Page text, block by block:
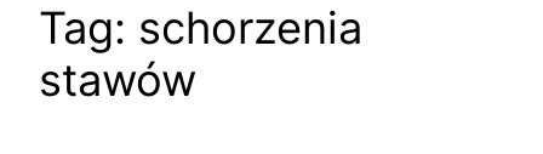
Tag: schorzenia
stawów